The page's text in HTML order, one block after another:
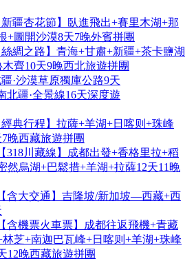
疆杏花節】臥進飛出+賽里木湖+那
+圖開沙漠8天7晚外賓拼團
綢之路】青海+甘肅+新疆+茶卡鹽湖
齊10天9晚西北旅遊拼團
·沙漠草原獨庫公路9天
北疆·全景線16天深度遊
典行程】拉薩+羊湖+日喀则+珠峰
晚西藏旅遊拼團
318川藏線】成都出發+香格里拉+稻
然烏湖+巴鬆措+羊湖+拉薩12天11晚
含大交通】吉隆坡/新加坡—西藏+西
含機票火車票】成都往返飛機+青藏
芝+南迦巴瓦峰+日喀则+羊湖+珠峰
12晚西藏旅遊拼團